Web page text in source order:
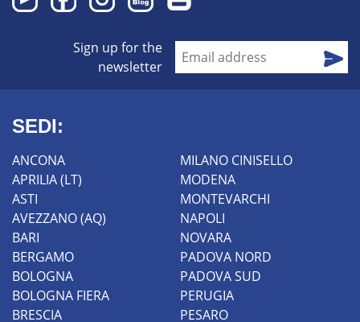
Sign up for the
newsletter
SEDI:
ANCONA
APRILIA (LT)
ASTI
AVEZZANO (AQ)
BARI
BERGAMO
BOLOGNA
BOLOGNA FIERA
BRESCIA
MILANO CINISELLO
MODENA
MONTEVARCHI
NAPOLI
NOVARA
PADOVA NORD
PADOVA SUD
PERUGIA
PESARO